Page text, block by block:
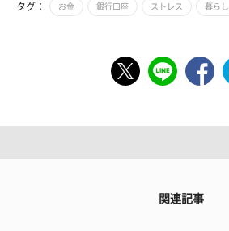
タグ： お金 銀行口座 ストレス 暮らし
関連記事